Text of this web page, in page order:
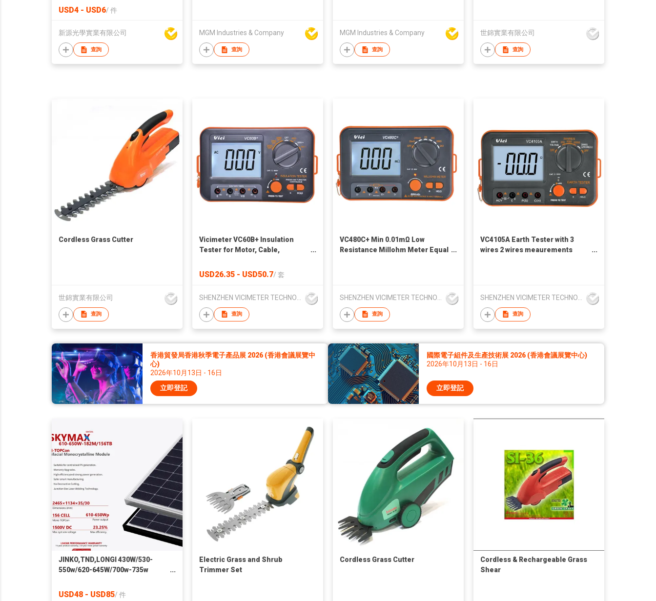
USD4 - USD6/ 件
新源光學實業有限公司
查詢
MGM Industries & Company
查詢
MGM Industries & Company
查詢
世錦實業有限公司
查詢
Cordless Grass Cutter
世錦實業有限公司
查詢
Vicimeter VC60B+ Insulation
Tester for Motor, Cable,
USD26.35 - USD50.7/ 套
查詢
VC480C+ Min 0.01mΩ Low
Resistance Millohm Meter Equal
查詢
VC4105A Earth Tester with 3
wires 2 wires meaurements
查詢
香港貿發局香港秋季電子產品展 2026 (香港會議展覽中
心)
2026年10月13日 - 16日
立即登記
國際電子組件及生產技術展 2026 (香港會議展覽中心)
2026年10月13日 - 16日
立即登記
JINKO,TND,LONGI 430W/530-
550w/620-645W/700w-735w
High Efficiency Module
USD48 - USD85/ 件
Electric Grass and Shrub
Trimmer Set
Cordless Grass Cutter
Cordless & Rechargeable Grass
Shear